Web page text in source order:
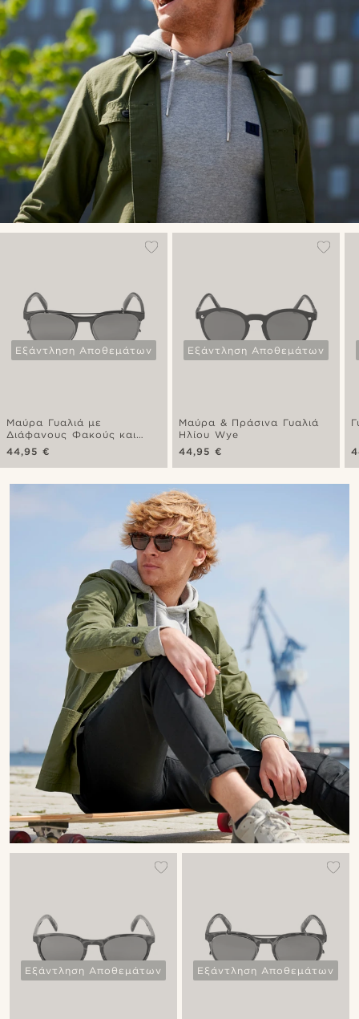
Εξάντληση Αποθεμάτων
Μαύρα Γυαλιά με
Διάφανους Φακούς και
Clip-On Φακούς Ηλίου
Walther
44,95 €
Εξάντληση Αποθεμάτων
Μαύρα & Πράσινα Γυαλιά
Ηλίου Wye
44,95 €
Εξάντληση Αποθεμάτων Εξάντληση Αποθεμάτων